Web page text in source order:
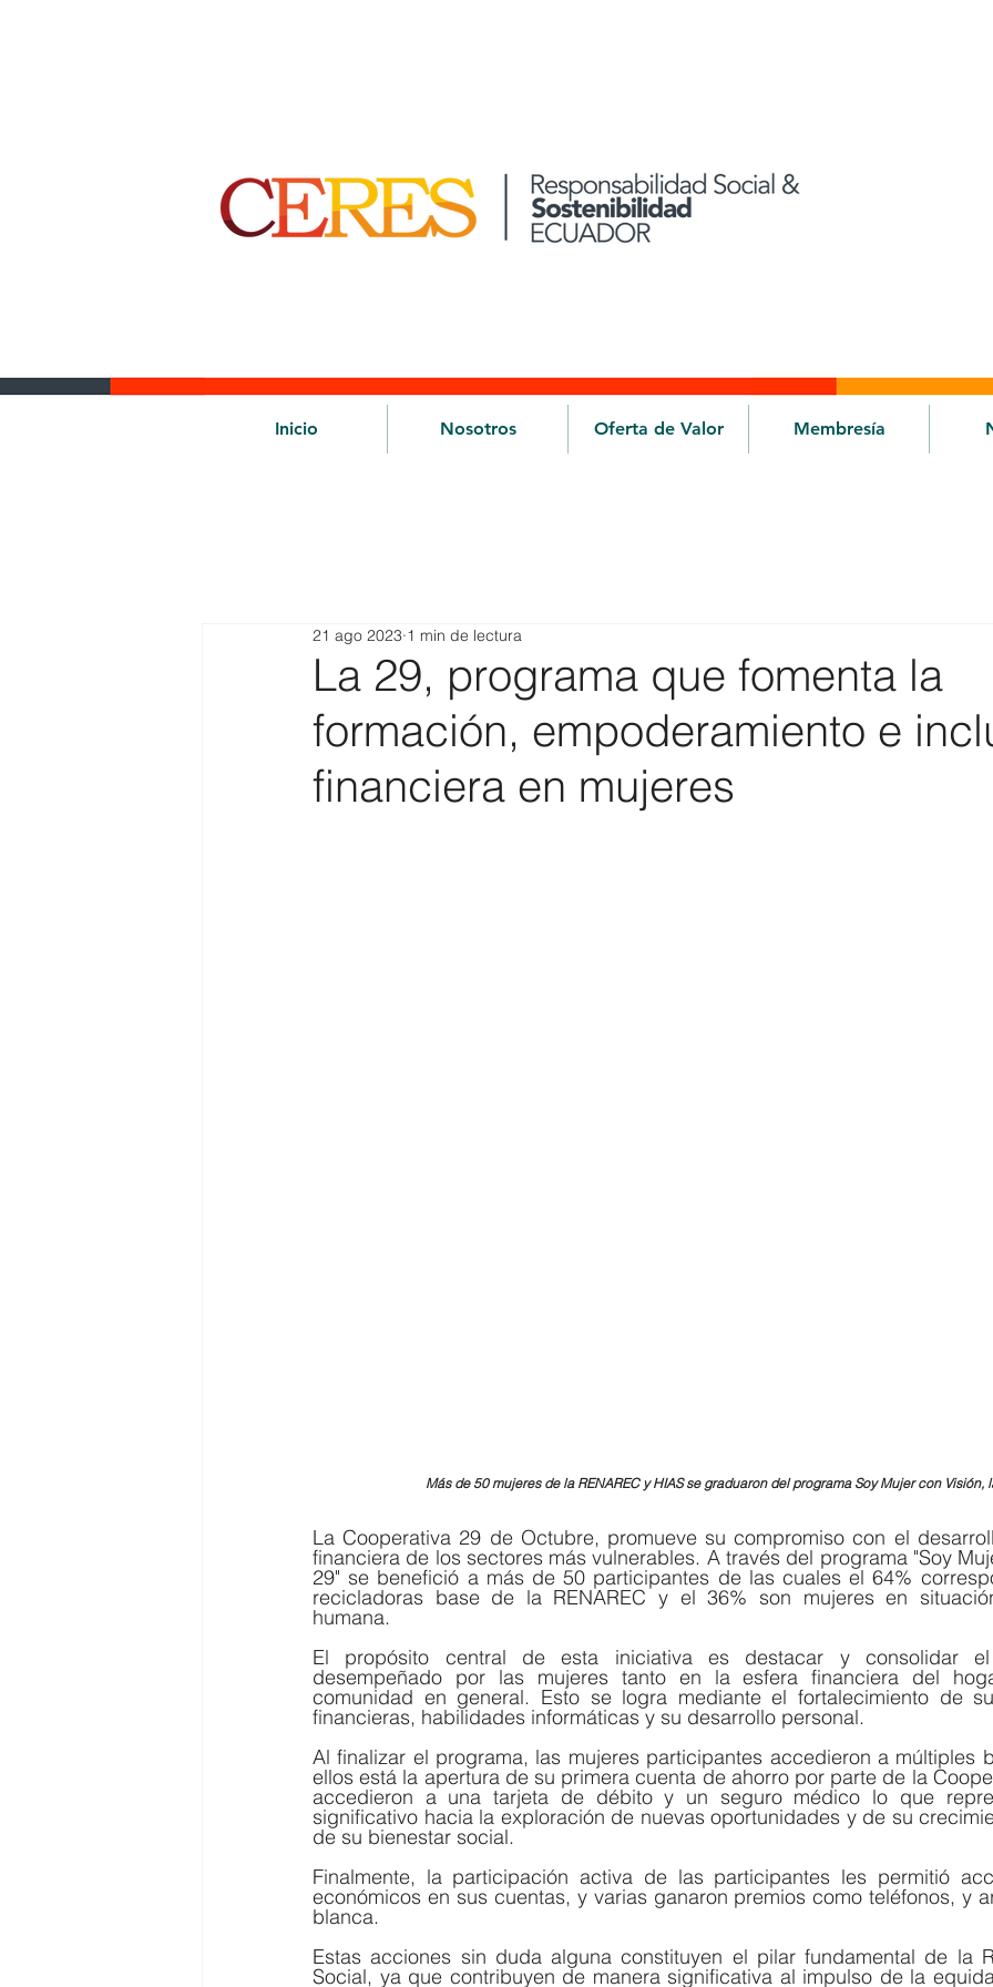
Inicio Nosotros Oferta de Valor Membresía
La 29, programa que fomenta la
formación, empoderamiento e
financiera en mujeres
21 ago 2023 1 min de lectura
Más de 50 mujeres de la RENAREC y HIAS se graduaron del programa Soy Mujer con Visión,
La Cooperativa 29 de Octubre, promueve su compromiso con el
financiera de los sectores más vulnerables. A través del programa "Soy
29" se benefició a más de 50 participantes de las cuales el 64%
recicladoras base de la RENAREC y el 36% son mujeres en
humana.
El propósito central de esta iniciativa es destacar y consolidar
desempeñado por las mujeres tanto en la esfera financiera del
comunidad en general. Esto se logra mediante el fortalecimiento de
financieras, habilidades informáticas y su desarrollo personal.
Al finalizar el programa, las mujeres participantes accedieron a múltiples
ellos está la apertura de su primera cuenta de ahorro por parte de la
accedieron a una tarjeta de débito y un seguro médico lo que
significativo hacia la exploración de nuevas oportunidades y de su
de su bienestar social.
Finalmente, la participación activa de las participantes les permitió
económicos en sus cuentas, y varias ganaron premios como teléfonos, y
blanca.
Estas acciones sin duda alguna constituyen el pilar fundamental de la
Social, ya que contribuyen de manera significativa al impulso de la